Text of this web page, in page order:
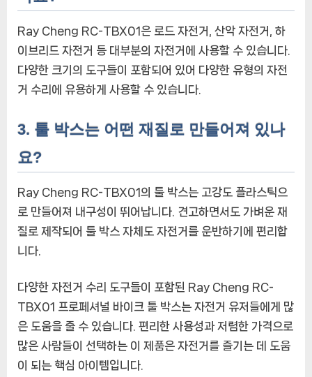
Ray Cheng RC-TBX01은 로드 자전거, 산악 자전거, 하
이브리드 자전거 등 대부분의 자전거에 사용할 수 있습니다.
다양한 크기의 도구들이 포함되어 있어 다양한 유형의 자전
거 수리에 유용하게 사용할 수 있습니다.
3. 툴 박스는 어떤 재질로 만들어져 있나
요?
Ray Cheng RC-TBX01의 툴 박스는 고강도 플라스틱으
로 만들어져 내구성이 뛰어납니다. 견고하면서도 가벼운 재
질로 제작되어 툴 박스 자체도 자전거를 운반하기에 편리합
니다.
다양한 자전거 수리 도구들이 포함된 Ray Cheng RC-
TBX01 프로페셔널 바이크 툴 박스는 자전거 유저들에게 많
은 도움을 줄 수 있습니다. 편리한 사용성과 저렴한 가격으로
많은 사람들이 선택하는 이 제품은 자전거를 즐기는 데 도움
이 되는 핵심 아이템입니다.